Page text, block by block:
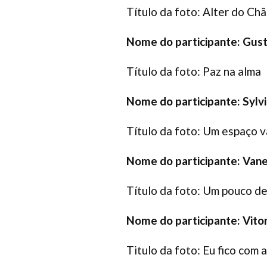
Título da foto: Alter do
Nome do participante:
Título da foto: Paz na alma
Nome do participante:
Título da foto: Um espaço
Nome do participante:
Título da foto: Um pouco
Nome do participante:
Titulo da foto: Eu fico com